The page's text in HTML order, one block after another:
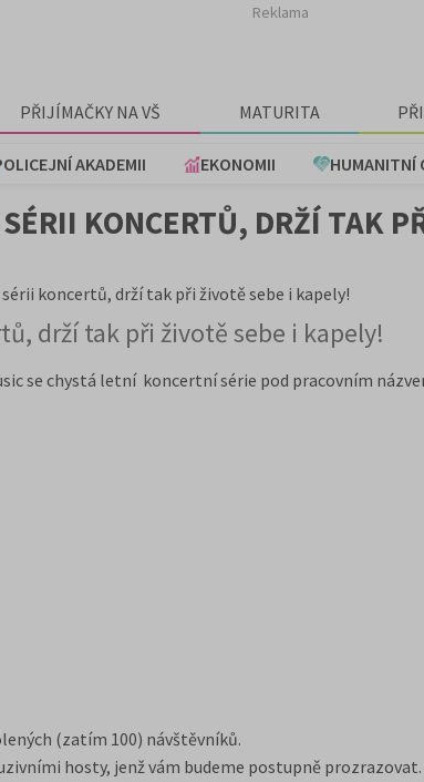
Reklama
PŘIJÍMAČKY NA VŠ MATURITA
AKADEMII EKONOMII HUMANITNÍ
KONCERTŮ, DRŽÍ TAK
koncertů, drží tak při životě sebe i kapely!
drží tak při životě sebe i kapely!
se chystá letní koncertní série pod pracovním
(zatím 100) návštěvníků.
hosty, jenž vám budeme postupně prozrazovat.